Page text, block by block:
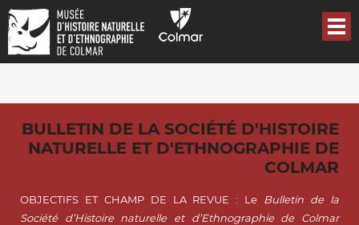
Aller
au
contenu
principal
BULLETIN DE LA SOCIÉTÉ D'HISTOIRE
NATURELLE ET D'ETHNOGRAPHIE DE
COLMAR
OBJECTIFS ET CHAMP DE LA REVUE : Le Bulletin de la
Société d’Histoire naturelle et d’Ethnographie de Colmar